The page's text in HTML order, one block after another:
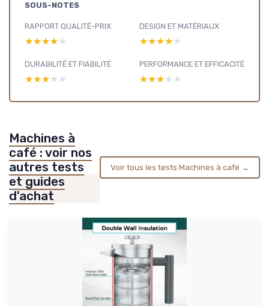
SOUS-NOTES
RAPPORT QUALITÉ-PRIX
★★★★★
★★★★★
DESIGN ET MATÉRIAUX
★★★★★
★★★★★
DURABILITÉ ET FIABILITÉ
★★★★★
★★★★★
PERFORMANCE ET EFFICACITÉ
★★★★★
★★★★★
Machines à
café : voir nos
autres tests
et guides
d'achat
Voir tous les tests Machines à café →